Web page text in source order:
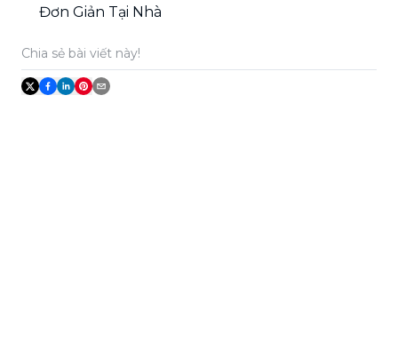
Đơn Giản Tại Nhà
Chia sẻ bài viết này!